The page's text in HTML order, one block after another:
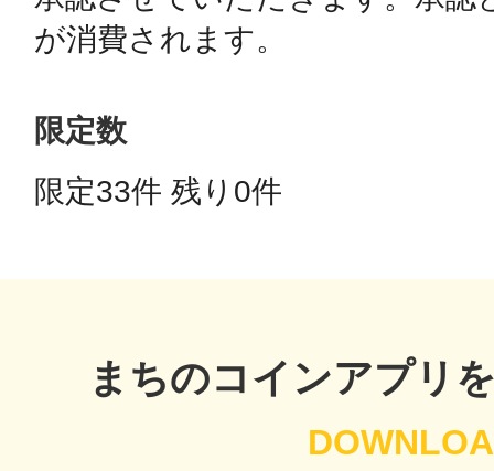
が消費されます。
限定数
限定33件 残り0件
まちのコインアプリ
日置